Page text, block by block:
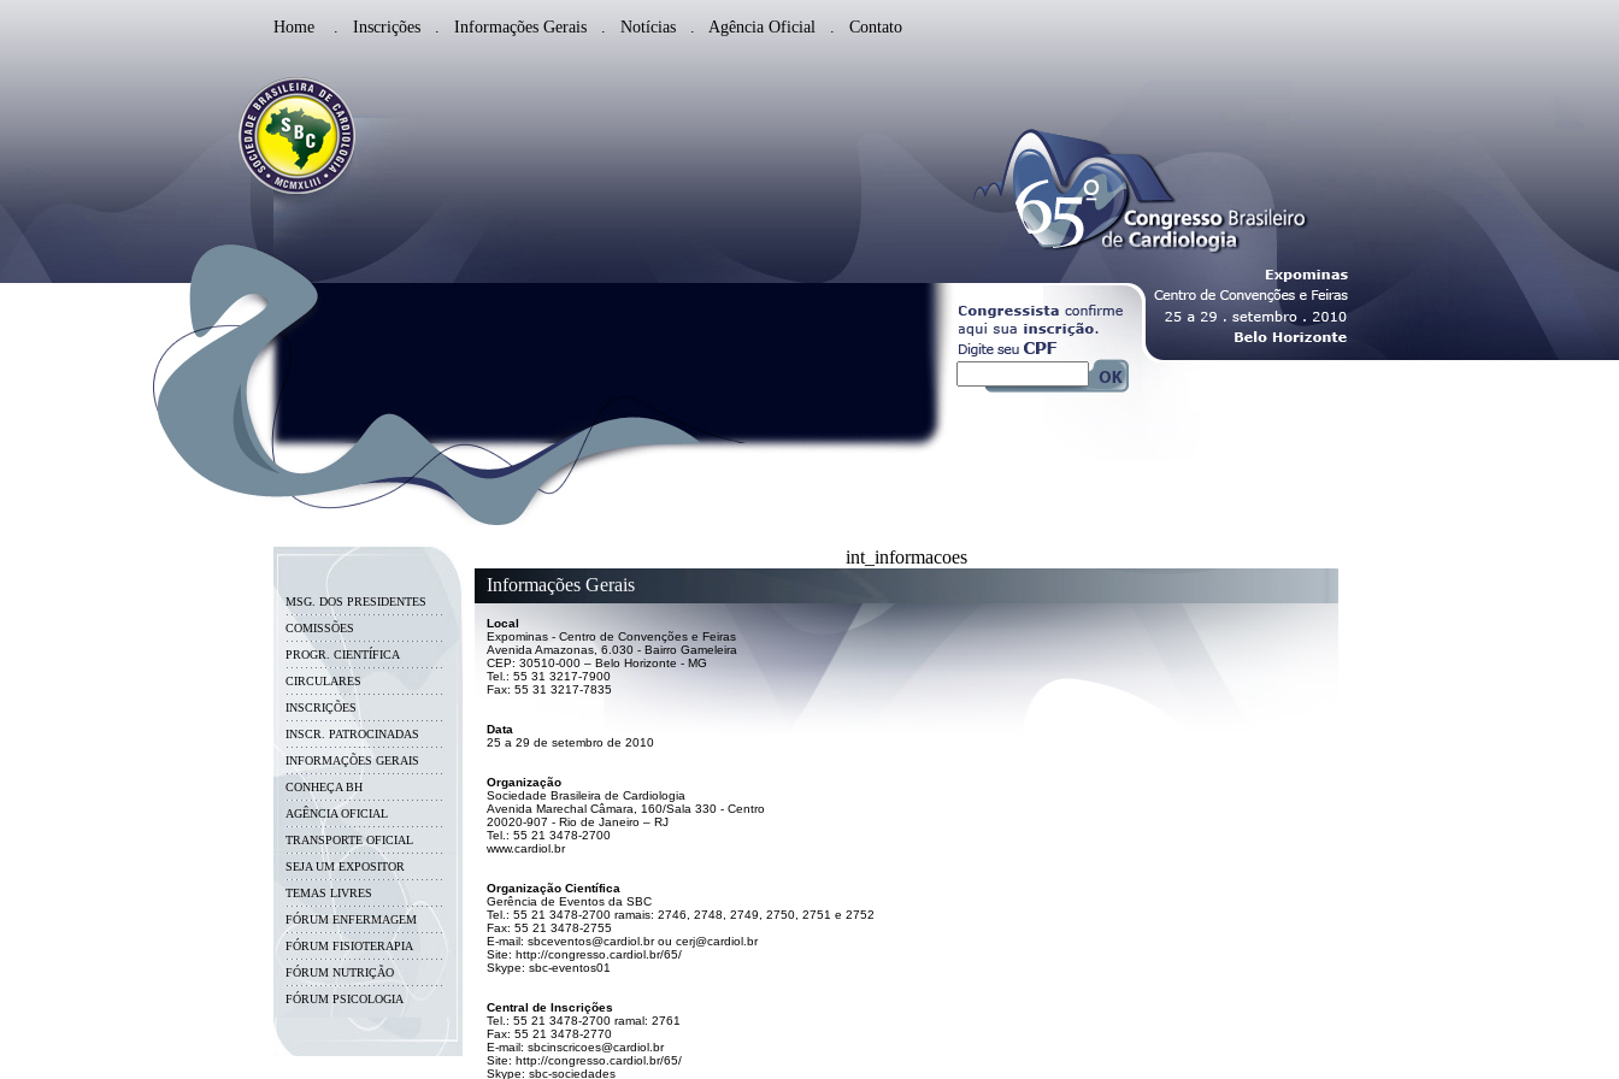
Home . Inscrições . Informações Gerais . Notícias . Agência Oficial . Contato
MSG. DOS PRESIDENTES
COMISSÕES
PROGR. CIENTÍFICA
CIRCULARES
INSCRIÇÕES
INSCR. PATROCINADAS
INFORMAÇÕES GERAIS
CONHEÇA BH
AGÊNCIA OFICIAL
TRANSPORTE OFICIAL
SEJA UM EXPOSITOR
TEMAS LIVRES
FÓRUM ENFERMAGEM
FÓRUM FISIOTERAPIA
FÓRUM NUTRIÇÃO
FÓRUM PSICOLOGIA
int_informacoes
Informações Gerais
Local
Expominas - Centro de Convenções e Feiras
Avenida Amazonas, 6.030 - Bairro Gameleira
CEP: 30510-000 – Belo Horizonte - MG
Tel.: 55 31 3217-7900
Fax: 55 31 3217-7835
Data
25 a 29 de setembro de 2010
Organização
Sociedade Brasileira de Cardiologia
Avenida Marechal Câmara, 160/Sala 330 - Centro
20020-907 - Rio de Janeiro – RJ
Tel.: 55 21 3478-2700
www.cardiol.br
Organização Científica
Gerência de Eventos da SBC
Tel.: 55 21 3478-2700 ramais: 2746, 2748, 2749, 2750, 2751 e 2752
Fax: 55 21 3478-2755
E-mail: sbceventos@cardiol.brou cerj@cardiol.br
Site: http://congresso.cardiol.br/65/
Skype: sbc-eventos01
Central de Inscrições
Tel.: 55 21 3478-2700 ramal: 2761
Fax: 55 21 3478-2770
E-mail: sbcinscricoes@cardiol.br
Site: http://congresso.cardiol.br/65/
Skype: sbc-sociedades